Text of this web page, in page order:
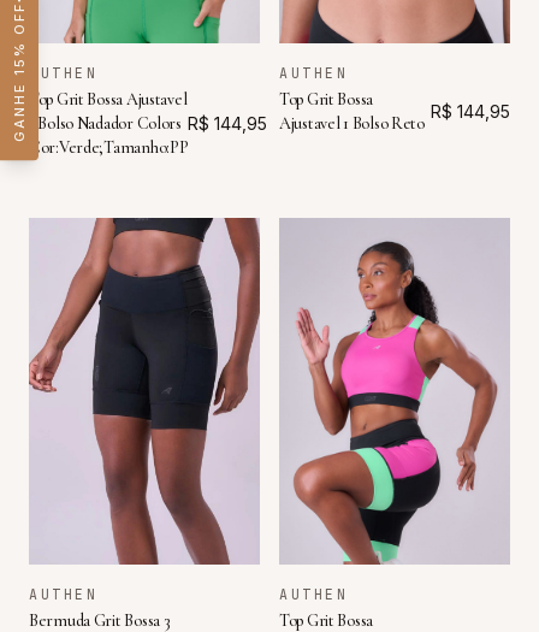
AUTHEN
Top Grit Bossa Ajustavel
1 Bolso Nadador Colors
Cor:Verde;Tamanho:PP
R$ 144,95
AUTHEN
Top Grit Bossa
Ajustavel 1 Bolso Reto
R$ 144,95
AUTHEN
Bermuda Grit Bossa 3
AUTHEN
Top Grit Bossa
GANHE 15% OFF